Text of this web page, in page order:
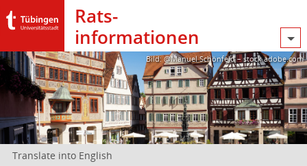
Rats­
informationen
Bild: @Manuel Schönfeld – stock.adobe.com
Translate into English